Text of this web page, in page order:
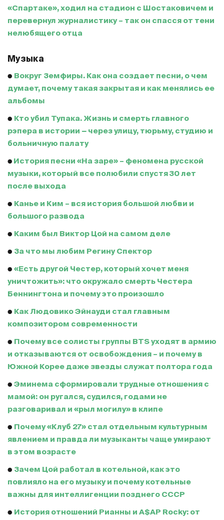
«Спартаке», ходил на стадион с Шостаковичем и
перевернул журналистику – так он спасся от тени
нелюбящего отца
Музыка
● Вокруг Земфиры. Как она создает песни, о чем
думает, почему такая закрытая и как менялись ее
альбомы
● Кто убил Тупака. Жизнь и смерть главного
рэпера в истории − через улицу, тюрьму, студию и
больничную палату
● История песни «На заре» – феномена русской
музыки, который все полюбили спустя 30 лет
после выхода
● Канье и Ким – вся история большой любви и
большого развода
● Каким был Виктор Цой на самом деле
● За что мы любим Регину Спектор
● «Есть другой Честер, который хочет меня
уничтожить»: что окружало смерть Честера
Беннингтона и почему это произошло
● Как Людовико Эйнауди стал главным
композитором современности
● Почему все солисты группы BTS уходят в армию
и отказываются от освобождения – и почему в
Южной Корее даже звезды служат полтора года
● Эминема сформировали трудные отношения с
мамой: он ругался, судился, годами не
разговаривал и «рыл могилу» в клипе
● Почему «Клуб 27» стал отдельным культурным
явлением и правда ли музыканты чаще умирают
в этом возрасте
● Зачем Цой работал в котельной, как это
повлияло на его музыку и почему котельные
важны для интеллигенции позднего СССР
● История отношений Рианны и A$AP Rocky: от